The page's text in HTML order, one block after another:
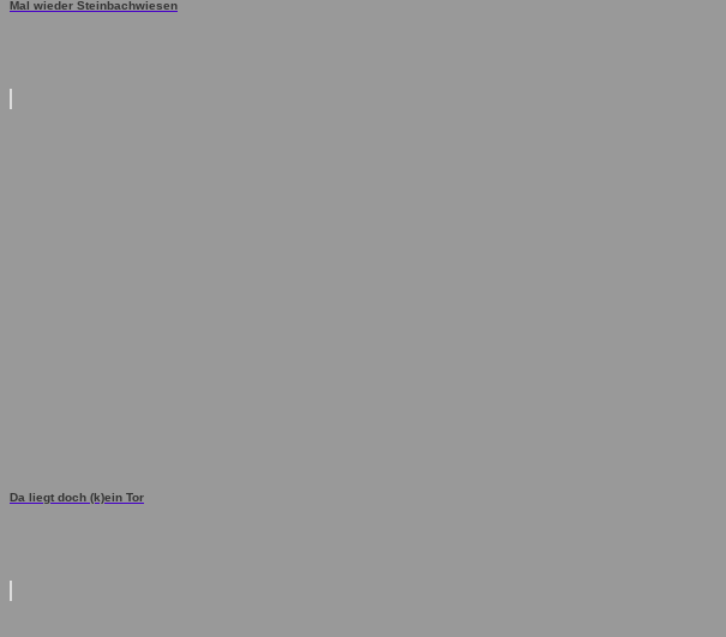
Mal wieder Steinbachwiesen
Da liegt doch (k)ein Tor